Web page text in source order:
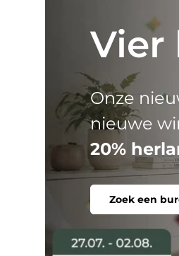
Drie
stoel.
Zoek een